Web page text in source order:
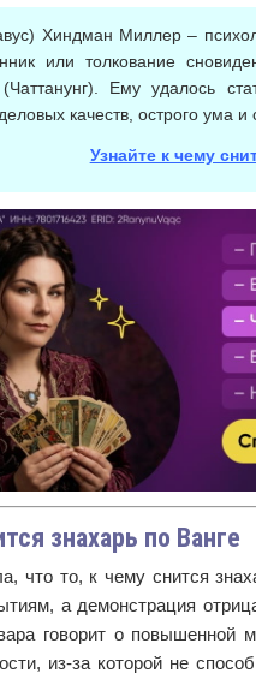
Хиндман Миллер –
или толкование
Ему удалось
качеств, острого ума и
Узнайте к чему
знахарь по Ванге
что то, к чему снится
а демонстрация
говорит о повышенной
из-за которой не